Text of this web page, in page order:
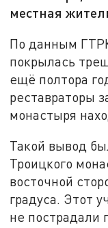
местная
По данным
покрылась
ещё полтора
реставраторы
монастыря
Такой вывод
Троицкого
восточной
градуса. Этот
не пострадали